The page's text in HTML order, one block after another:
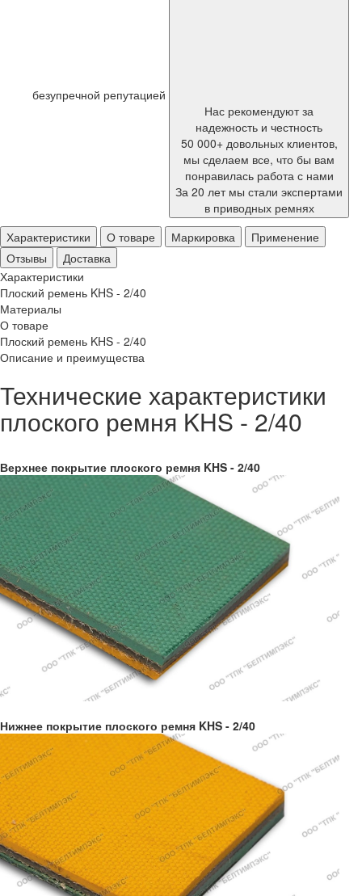
безупречной репутацией
Нас рекомендуют за
надежность и честность
50 000+ довольных клиентов,
мы сделаем все, что бы вам
понравилась работа с нами
За 20 лет мы стали экспертами
в приводных ремнях
Характеристики
О товаре Маркировка
Применение
Отзывы
Доставка
Характеристики
Плоский ремень KHS - 2/40
Материалы
О товаре
Плоский ремень KHS - 2/40
Описание и преимущества
Технические характеристики
плоского ремня KHS - 2/40
Верхнее покрытие плоского ремня KHS - 2/40
Нижнее покрытие плоского ремня KHS - 2/40